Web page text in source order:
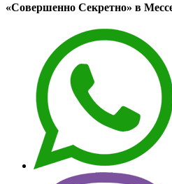
«Совершенно Секретно» в